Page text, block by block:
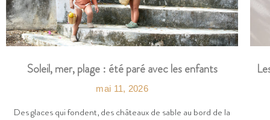
Soleil, mer, plage : été paré avec les enfants
mai 11, 2026
Des glaces qui fondent, des châteaux de sable au bord de la